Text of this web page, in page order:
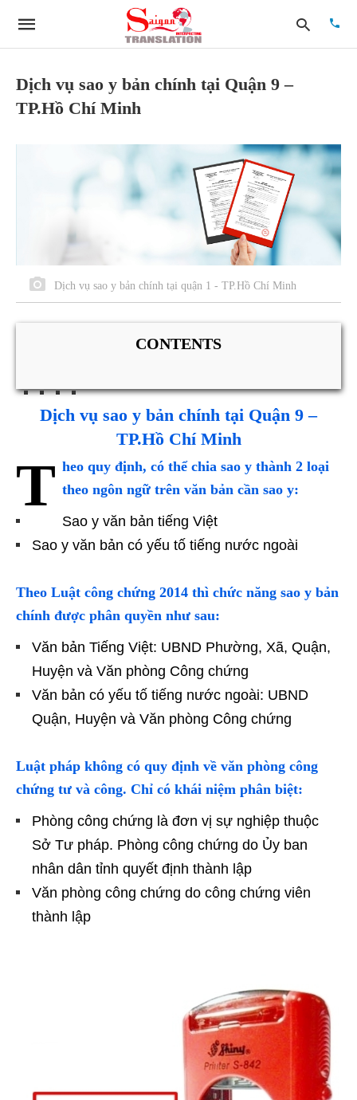
and
Dịch vụ sao y bản chính tại Quận 9 –
TP.Hồ Chí Minh
Dịch vụ sao y bản chính tại quận 1 - TP.Hồ Chí Minh
CONTENTS
Dịch vụ sao y bản chính tại Quận 9 –
TP.Hồ Chí Minh
T heo quy định, có thể chia sao y thành 2 loại
theo ngôn ngữ trên văn bản cần sao y:
Sao y văn bản tiếng Việt
Sao y văn bản có yếu tố tiếng nước ngoài
Theo Luật công chứng 2014 thì chức năng sao y bản
chính được phân quyền như sau:
Văn bản Tiếng Việt: UBND Phường, Xã, Quận,
Huyện và Văn phòng Công chứng
Văn bản có yếu tố tiếng nước ngoài: UBND
Quận, Huyện và Văn phòng Công chứng
Luật pháp không có quy định về văn phòng công
chứng tư và công. Chỉ có khái niệm phân biệt:
Phòng công chứng là đơn vị sự nghiệp thuộc
Sở Tư pháp. Phòng công chứng do Ủy ban
nhân dân tỉnh quyết định thành lập
Văn phòng công chứng do công chứng viên
thành lập